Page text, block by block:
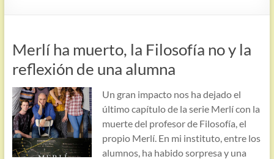
Merlí ha muerto, la Filosofía no y la
reflexión de una alumna
Un gran impacto nos ha dejado el
último capítulo de la serie Merlí con la
muerte del profesor de Filosofía, el
propio Merlí. En mi instituto, entre los
alumnos, ha habido sorpresa y una